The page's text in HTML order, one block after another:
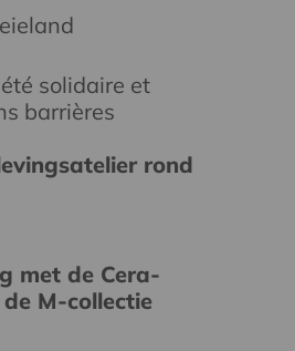
solidaire et
barrières
rond
met de Cera-
M-collectie